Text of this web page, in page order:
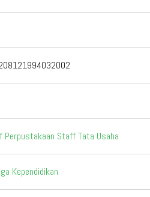
Perpustakaan Staff Tata Usaha
Kependidikan